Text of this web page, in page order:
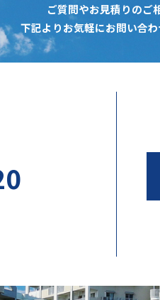
ご質問やお見積りのご
下記よりお気軽にお問い合